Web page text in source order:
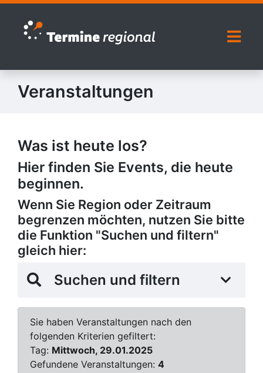
Zur Navigation springen
Zum Inhalt springen
Veranstaltungen
Was ist heute los?
Hier finden Sie Events, die heute
beginnen.
Wenn Sie Region oder Zeitraum
begrenzen möchten, nutzen Sie bitte
die Funktion "Suchen und filtern"
gleich hier:
Suchen und filtern
Sie haben Veranstaltungen nach den
folgenden Kriterien gefiltert:
Tag: Mittwoch, 29.01.2025
Gefundene Veranstaltungen: 4